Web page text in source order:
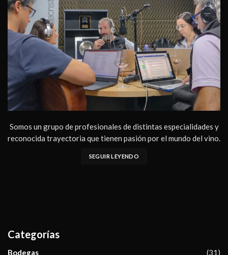
Somos un grupo de profesionales de distintas especialidades y
reconocida trayectoria que tienen pasión por el mundo del vino.
SEGUIR LEYENDO
Categorías
Bodegas (31)